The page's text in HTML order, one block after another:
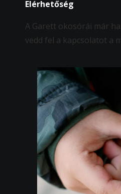
Elérhetőség
A Garett okosórái már
vedd fel a kapcsolatot a